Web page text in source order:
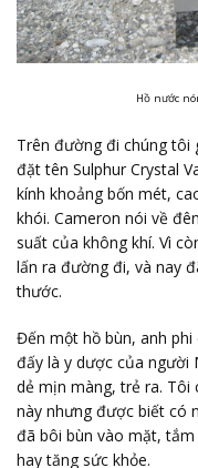
Hồ nước
Trên đường đi chúng
đặt tên Sulphur Crystal
kính khoảng bốn mét,
khói. Cameron nói về
suất của không khí. Vì
lấn ra đường đi, và nay
thước.
Đến một hồ bùn, anh
đấy là y dược của người
dẻ mịn màng, trẻ ra. Tôi
này nhưng được biết có
đã bôi bùn vào mặt,
hay tăng sức khỏe.